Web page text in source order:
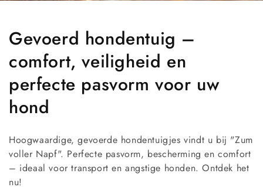
C
o
l
l
e
c
t
Gevoerd hondentuig –
comfort, veiligheid en
perfecte pasvorm voor uw
hond
Hoogwaardige, gevoerde hondentuigjes vindt u bij "Zum
voller Napf". Perfecte pasvorm, bescherming en comfort
– ideaal voor transport en angstige honden. Ontdek het
nu!